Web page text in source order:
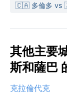
🇨🇦 多倫多 vs
其他主要
斯和薩巴
克拉倫代克